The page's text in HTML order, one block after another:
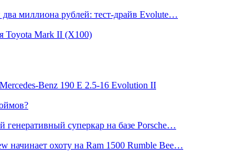
миллиона рублей: тест-драйв Evolute…
Toyota Mark II (Х100)
Benz 190 E 2.5-16 Evolution II
генеративный суперкар на базе Porsche…
начинает охоту на Ram 1500 Rumble Bee…